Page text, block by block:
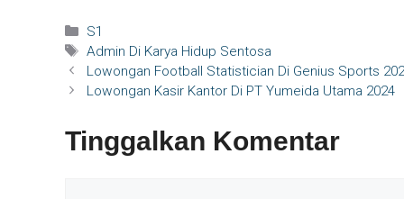
Kategori
S1
Tag
Admin Di Karya Hidup Sentosa
Lowongan Football Statistician Di Genius Sports
Lowongan Kasir Kantor Di PT Yumeida Utama 2024
Tinggalkan Komentar